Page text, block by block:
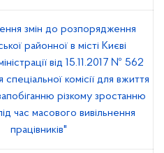
змін до розпорядження
районної в місті Києві
від 15.11.2017 № 562
комісії для вжиття
різкому зростанню
час масового вивільнення
працівників"